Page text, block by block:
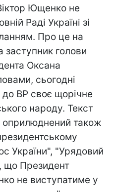
Ющенко не
Раді Україні зі
Про це на
заступник голови
Оксана
сьогодні
ВР своє щорічне
народу. Текст
оприлюднений також
України", "Урядовий
що Президент
не виступатиме у